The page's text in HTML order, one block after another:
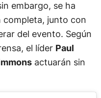
embargo, se ha
junto con
del evento. Según
el líder Paul
actuarán sin